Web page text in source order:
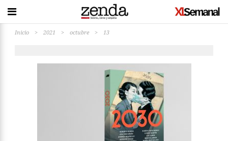
Inicio > 2021 > octubre > 13